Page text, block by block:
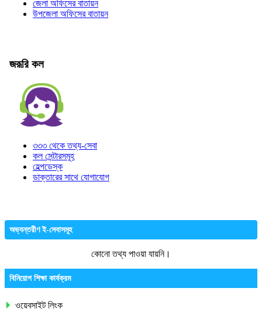
জেলা অফিসের বাতায়ন
উপজেলা অফিসের বাতায়ন
জরূরি কল
৩৩৩ থেকে তথ্য-সেবা
কল সেন্টারসমূহ
হেল্পডেস্ক
ডাক্তারের সাথে যোগাযোগ
অভ্যন্তরীণ ই-সেবাসমূহ
কোনো তথ্য পাওয়া যায়নি।
বিনিয়োগ শিক্ষা কার্যক্রম
ওয়েবসাইট লিংক